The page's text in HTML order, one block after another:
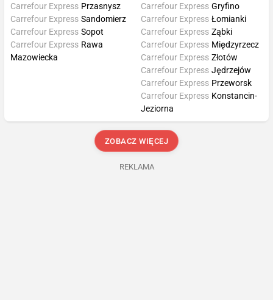
Carrefour Express Przasnysz
Carrefour Express Sandomierz
Carrefour Express Sopot
Carrefour Express Rawa
Mazowiecka
Carrefour Express Gryfino
Carrefour Express Łomianki
Carrefour Express Ząbki
Carrefour Express Międzyrzecz
Carrefour Express Złotów
Carrefour Express Jędrzejów
Carrefour Express Przeworsk
Carrefour Express Konstancin-
Jeziorna
ZOBACZ WIĘCEJ
REKLAMA